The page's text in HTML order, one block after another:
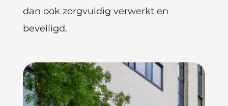
dan ook zorgvuldig verwerkt en
beveiligd.